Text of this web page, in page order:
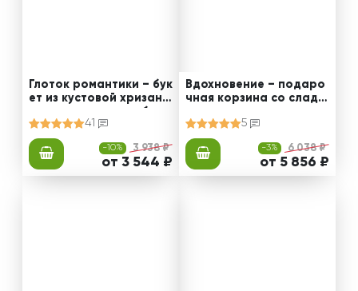
Глоток романтики – бук
ет из кустовой хризант
41
-10% 3 938 ₽
от 3 544 ₽
Вдохновение – подаро
чная корзина со сладо
5
-3% 6 038 ₽
от 5 856 ₽